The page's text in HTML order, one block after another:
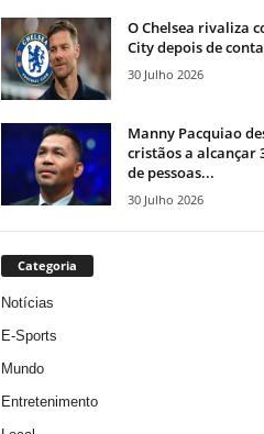
O Chelsea rivaliza
City depois de
30 Julho 2026
Manny Pacquiao
cristãos a alcançar
de pessoas...
30 Julho 2026
Categoria
Notícias
E-Sports
Mundo
Entretenimento